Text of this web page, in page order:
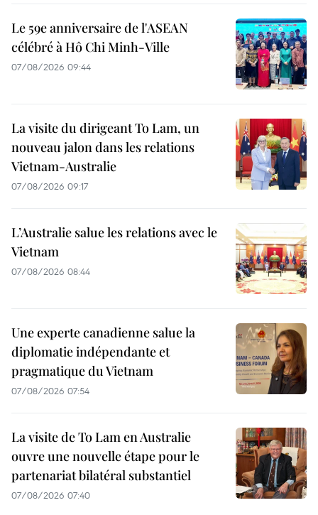
Le 59e anniversaire de l'ASEAN
célébré à Hô Chi Minh-Ville
07/08/2026 09:44
La visite du dirigeant To Lam, un
nouveau jalon dans les relations
Vietnam-Australie
07/08/2026 09:17
L’Australie salue les relations avec le
Vietnam
07/08/2026 08:44
Une experte canadienne salue la
diplomatie indépendante et
pragmatique du Vietnam
07/08/2026 07:54
La visite de To Lam en Australie
ouvre une nouvelle étape pour le
partenariat bilatéral substantiel
07/08/2026 07:40